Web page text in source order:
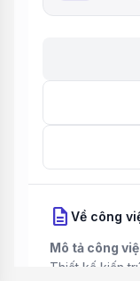
description Về công
Mô tả công
Thiết kế kiến